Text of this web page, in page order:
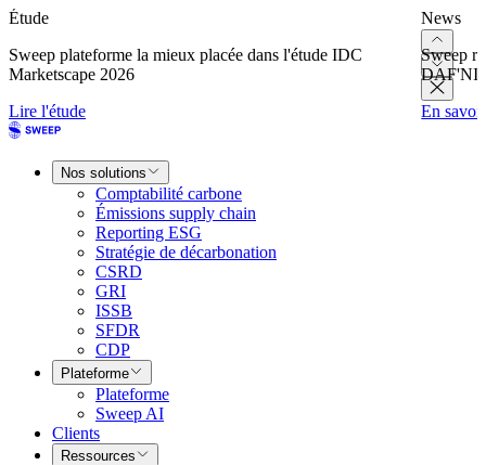
Étude
Sweep plateforme la mieux placée dans l'étude IDC
Marketscape 2026
Lire l'étude
News
Sweep
En
Nos solutions
Comptabilité carbone
Émissions supply chain
Reporting ESG
Stratégie de décarbonation
CSRD
GRI
ISSB
SFDR
CDP
Plateforme
Plateforme
Sweep AI
Clients
Ressources